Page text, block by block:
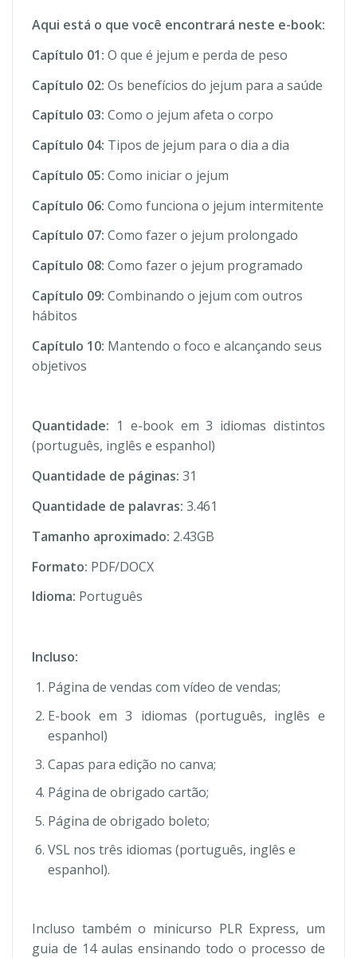
Aqui está o que você encontrará neste e-book:
Capítulo 01: O que é jejum e perda de peso
Capítulo 02: Os benefícios do jejum para a saúde
Capítulo 03: Como o jejum afeta o corpo
Capítulo 04: Tipos de jejum para o dia a dia
Capítulo 05: Como iniciar o jejum
Capítulo 06: Como funciona o jejum intermitente
Capítulo 07: Como fazer o jejum prolongado
Capítulo 08: Como fazer o jejum programado
Capítulo 09: Combinando o jejum com outros
hábitos
Capítulo 10: Mantendo o foco e alcançando seus
objetivos
Quantidade: 1 e-book em 3 idiomas distintos
(português, inglês e espanhol)
Quantidade de páginas: 31
Quantidade de palavras: 3.461
Tamanho aproximado: 2.43GB
Formato: PDF/DOCX
Idioma: Português
Incluso:
Página de vendas com vídeo de vendas;
E-book em 3 idiomas (português, inglês e
espanhol)
Capas para edição no canva;
Página de obrigado cartão;
Página de obrigado boleto;
VSL nos três idiomas (português, inglês e
espanhol).
Incluso também o minicurso PLR Express, um
guia de 14 aulas ensinando todo o processo de